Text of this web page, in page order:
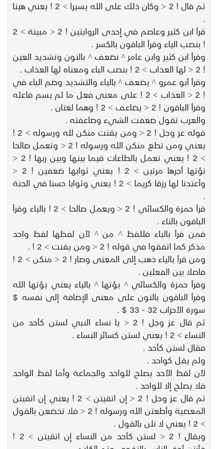
ثم قال ! 2 < وكان ذلك على الله يسيرا > 2 ! يعني هينا
قرأ ابن كثير وعاصم في إحدى الروايتين ! 2 < مبينة > 2
! بنصب الياء وقرأ الباقون بالكسر .
وقرأ ابن كثير وابن عامر ^ نضعف ^ بالنون وتشديد العين
! 2 < لها العذاب > 2 ! بنصب الباء ومعناه لها العذاب .
وقرأ أبو عمرو ^ يضعف ^ بالياء والتشديد وضم الباء في
! 2 < العذاب > 2 ! على معنى فعل ما لم يسم فاعله
وقرأ الباقون ! 2 < يضاعف > 2 ! وهما لغتان .
والعرب تقول ضعفت الشيء وضاعفته .
قوله عز وجل ! 2 < ومن يقنت منكن لله ورسوله > 2 !
يعني ومن تطع منكن الله ورسوله ! 2 < وتعمل صالحا
> 2 ! يعني تعمل بالطاعات فيما بينها وبين ربها ! 2 <
نؤتها أجرها مرتين > 2 ! يعني ثوابها ضعفين ! 2 <
وأعتدنا لها رزقا كريما > 2 ! يعني وثوابا حسنا في الجنة
قرأ حمزة والكسائي ! 2 < ويعمل صالحا > 2 ! بالياء وقرأ
الباقون بالتاء .
فمن قرأ بالياء فللفظ ^ من ^ لأن لفظها لفظ واحد
مذكر كما اتفقوا في قوله ! 2 < ومن يقنت > 2 ! .
ومن قرأ بالياء ذهب إلى المعنى وصار ! 2 < منكن > 2 !
فاصلا بين الفعلين .
وقرأ حمزة والكسائي ^ يؤتها ^ بالياء يعني يؤتها الله
وقرأ الباقون بالنون على معنى الإضافة إلى نفسه $
سورة الأحزاب 32 - 33 $ .
ثم قال عز وجل ! 2 < يا نساء النبي لستن كأحد من
النساء > 2 ! يعني لستن كسائر النساء .
فقال لستن كأحد .
ولم يقل كواحد .
لأن لفظ الأحد يصلح للواحد والجماعة وأما لفظ الواحد
فلا يصلح إلا للواحد .
ثم قال عز وجل ! 2 < إن اتقيتن > 2 ! يعني إن اتقيتن
المعصية وأطعتن الله ورسوله ! 2 < فلا تخضعن بالقول
> 2 ! يعني لا تلن بالقول .
ويقال ! 2 < لستن كأحد من النساء إن اتقيتن > 2 !